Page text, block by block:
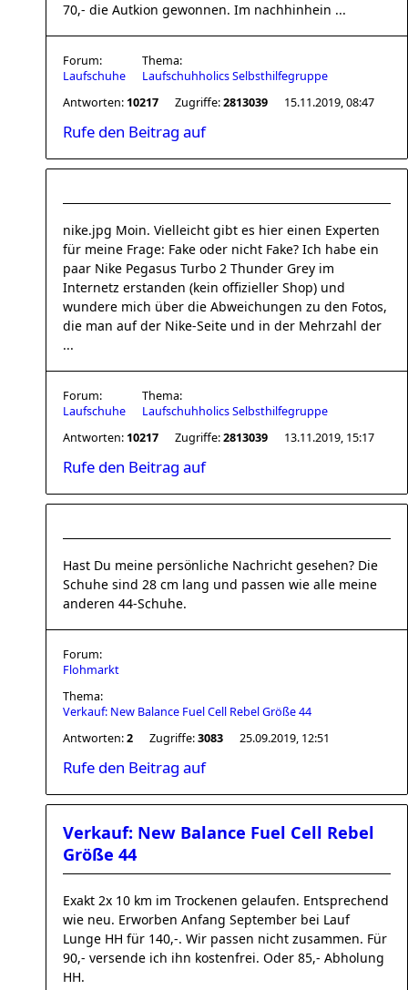
70,- die Autkion gewonnen. Im nachhinhein ...
Forum:
Laufschuhe
Thema:
Laufschuhholics Selbsthilfegruppe
Antworten: 10217 Zugriffe:2813039 15.11.2019, 08:47
Rufe den Beitrag auf
nike.jpg Moin. Vielleicht gibt es hier einen Experten
für meine Frage: Fake oder nicht Fake? Ich habe ein
paar Nike Pegasus Turbo 2 Thunder Grey im
Internetz erstanden (kein offizieller Shop) und
wundere mich über die Abweichungen zu den Fotos,
die man auf der Nike-Seite und in der Mehrzahl der
...
Forum:
Laufschuhe
Thema:
Laufschuhholics Selbsthilfegruppe
Antworten: 10217 Zugriffe:2813039 13.11.2019, 15:17
Rufe den Beitrag auf
Hast Du meine persönliche Nachricht gesehen? Die
Schuhe sind 28 cm lang und passen wie alle meine
anderen 44-Schuhe.
Forum:
Flohmarkt
Thema:
Verkauf: New Balance Fuel Cell Rebel Größe 44
Antworten:2 Zugriffe:3083 25.09.2019, 12:51
Rufe den Beitrag auf
Verkauf: New Balance Fuel Cell Rebel
Größe 44
Exakt 2x 10 km im Trockenen gelaufen. Entsprechend
wie neu. Erworben Anfang September bei Lauf
Lunge HH für 140,-. Wir passen nicht zusammen. Für
90,- versende ich ihn kostenfrei. Oder 85,- Abholung
HH.